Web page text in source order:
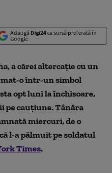
Adaugă Digi24ca sursă preferată în
Google
a cărei altercație cu un
o într-un simbol
opt luni la închisoare,
pe cauțiune. Tânăra
miercuri, de o
l-a pălmuit pe soldatul
Times.